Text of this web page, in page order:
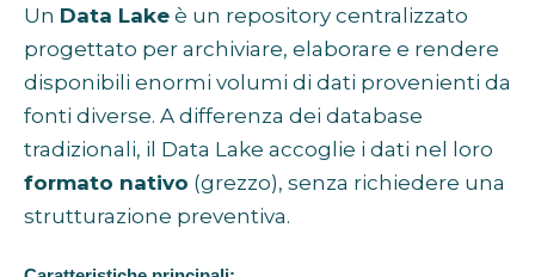
Un Data Lake è un repository centralizzato
progettato per archiviare, elaborare e rendere
disponibili enormi volumi di dati provenienti da
fonti diverse. A differenza dei database
tradizionali, il Data Lake accoglie i dati nel loro
formato nativo (grezzo), senza richiedere una
strutturazione preventiva.